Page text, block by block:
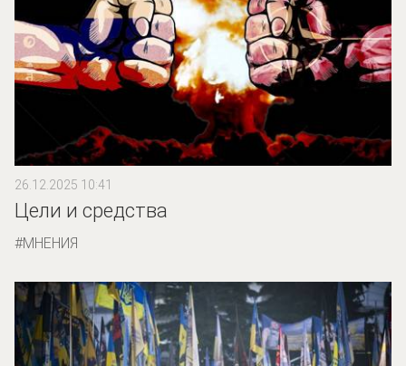
26.12.2025 10:41
Цели и средства
МНЕНИЯ